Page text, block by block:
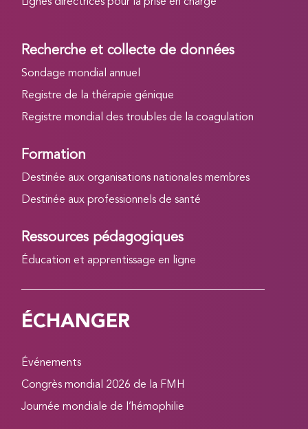
Recherche et collecte de données
Sondage mondial annuel
Registre de la thérapie génique
Registre mondial des troubles de la coagulation
Formation
Destinée aux organisations nationales membres
Destinée aux professionnels de santé
Ressources pédagogiques
Éducation et apprentissage en ligne
ÉCHANGER
Événements
Congrès mondial 2026 de la FMH
Journée mondiale de l’hémophilie